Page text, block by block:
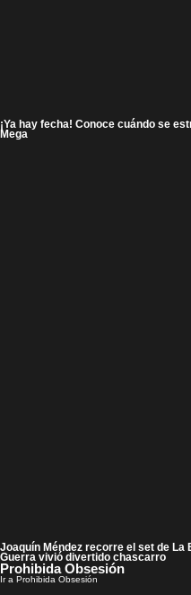
¡Ya hay fecha! Conoce cuándo se
Mega
Joaquín Méndez recorre el set de La
Guerra vivió divertido chascarro
Prohibida Obsesión
Ir a Prohibida Obsesión